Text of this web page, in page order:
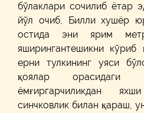
бўлаклари сочилиб ётар
йўл очиб, Билли хушёр
остида эни ярим
яширингантешикни
ерни тулкининг уяси
қоялар орасидаги
ёмғиргарчиликдан
синчковлик билан қараш,